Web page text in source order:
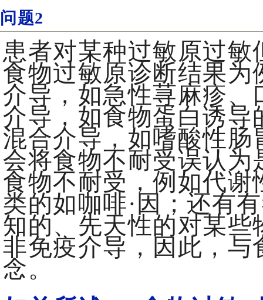
问题2
患者对某种过敏原过
食物过敏原诊断结果
介导，如急性荨麻疹
介导，如食物蛋白诱
混合介导，如嗜酸性
会将食物不耐受误认
食物不耐受，例如代
类的如咖啡·因；还有
知的、先天性的对某
非免疫介导，因此，与
念。